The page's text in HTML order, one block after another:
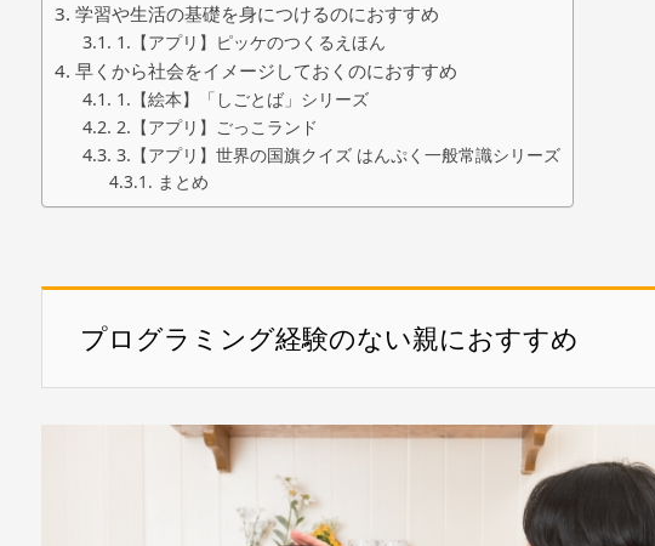
学習や生活の基礎を身につけるのにおすすめ
1.【アプリ】ピッケのつくるえほん
早くから社会をイメージしておくのにおすすめ
1.【絵本】「しごとば」シリーズ
2.【アプリ】ごっこランド
3.【アプリ】世界の国旗クイズ はんぷく一般常識シリーズ
まとめ
プログラミング経験のない親におすすめ